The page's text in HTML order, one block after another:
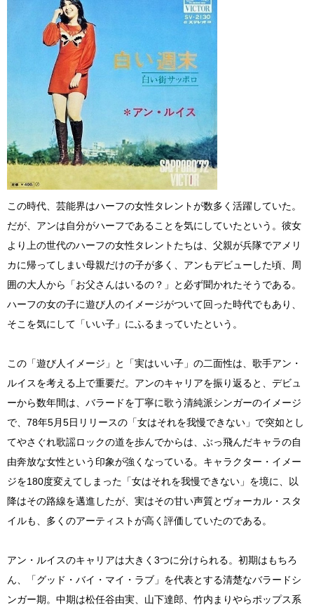
この時代、芸能界はハーフの女性タレントが数多く活躍していた。
だが、アンは自分がハーフであることを気にしていたという。彼女
より上の世代のハーフの女性タレントたちは、父親が兵隊でアメリ
カに帰ってしまい母親だけの子が多く、アンもデビューした頃、周
囲の大人から「お父さんはいるの？」と必ず聞かれたそうである。
ハーフの女の子に遊び人のイメージがついて回った時代でもあり、
そこを気にして「いい子」にふるまっていたという。
この「遊び人イメージ」と「実はいい子」の二面性は、歌手アン・
ルイスを考える上で重要だ。アンのキャリアを振り返ると、デビュ
ーから数年間は、バラードを丁寧に歌う清純派シンガーのイメージ
で、78年5月5日リリースの「女はそれを我慢できない」で突如とし
てやさぐれ歌謡ロックの道を歩んでからは、ぶっ飛んだキャラの自
由奔放な女性という印象が強くなっている。キャラクター・イメー
ジを180度変えてしまった「女はそれを我慢できない」を境に、以
降はその路線を邁進したが、実はその甘い声質とヴォーカル・スタ
イルも、多くのアーティストが高く評価していたのである。
アン・ルイスのキャリアは大きく3つに分けられる。初期はもちろ
ん、「グッド・バイ・マイ・ラブ」を代表とする清楚なバラードシ
ンガー期。中期は松任谷由実、山下達郎、竹内まりやらポップス系